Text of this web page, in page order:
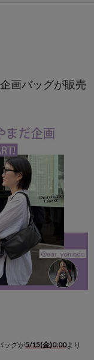
画バッグが販売
ッグが5/15(金)0:00より